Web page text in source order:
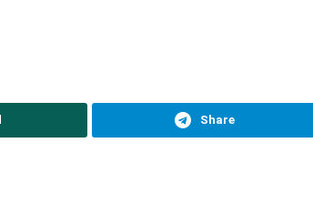
Share